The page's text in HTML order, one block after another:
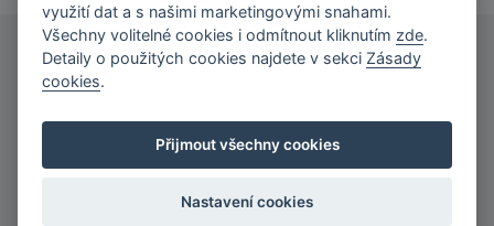
využití dat a s našimi marketingovými snahami.
Všechny volitelné cookies i odmítnout kliknutím zde.
Detaily o použitých cookies najdete v sekci Zásady
cookies.
Přijmout všechny cookies
Nastavení cookies